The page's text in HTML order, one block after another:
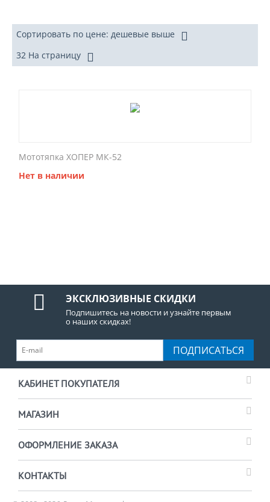
Сортировать по цене: дешевые выше
32 На страницу
Мототяпка ХОПЕР МК-52
Нет в наличии
ЭКСКЛЮЗИВНЫЕ СКИДКИ
Подпишитесь на новости и узнайте первым
о наших скидках!
ПОДПИСАТЬСЯ
КАБИНЕТ ПОКУПАТЕЛЯ
МАГАЗИН
ОФОРМЛЕНИЕ ЗАКАЗА
КОНТАКТЫ